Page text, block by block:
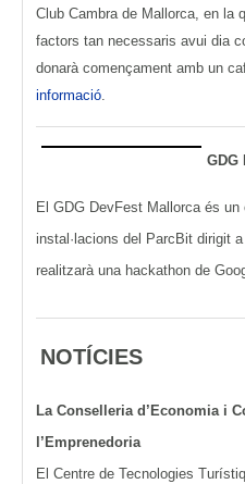
Club Cambra de Mallorca, en la
factors tan necessaris avui dia
donarà començament amb un
informació.
GDG
El GDG DevFest Mallorca és
instal·lacions del ParcBit dirigit
realitzarà una hackathon de
NOTÍCIES
La Conselleria d’Economia i
l’Emprenedoria
El Centre de Tecnologies